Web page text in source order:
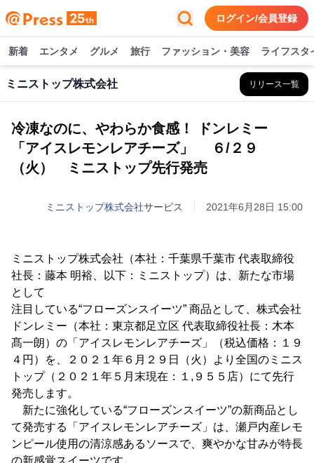
ログイン/会員登録
新着 エンタメ グルメ 旅行 ファッション・美容 ライフスタ
ミニストップ株式会社 リリース一覧
冷凍なのに、やわらか食感！ ドンレミー
「アイスレモンレアチーズ」 ６/２９
（火） ミニストップ先行発売
ミニストップ株式会社サービス 2021年6月28日 15:00
ミニストップ株式会社（本社：千葉県千葉市 代表取締役
社長：藤本 明裕、以下：ミニストップ）は、新たな市場
として
注目している“フローズンスイーツ” 商品として、株式会社
ドンレミー（本社：東京都足立区 代表取締役社長：木本
髙一朗）の「アイスレモンレアチーズ」（税込価格：１９
４円）を、２０２１年６月２９日（火）より全国のミニス
トップ（２０２１年５月末現在：１,９５５店）にて先行
発売します。
新たに強化している“フローズンスイーツ”の新商品とし
て発売する「アイスレモンレアチーズ」は、瀬戸内産レモ
ンピール使用の清涼感あるソースで、爽やかな甘みが特長
の新感覚スイーツです。